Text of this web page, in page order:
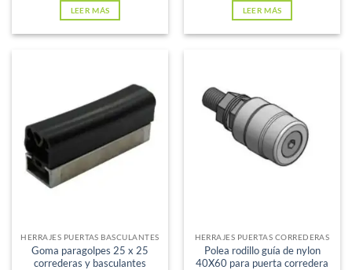
LEER MÁS LEER MÁS
HERRAJES PUERTAS BASCULANTES
Goma paragolpes 25 x 25
correderas y basculantes
HERRAJES PUERTAS CORREDERAS
Polea rodillo guía de nylon
40X60 para puerta corredera